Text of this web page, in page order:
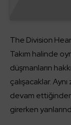
The Division
Takım halinde
düşmanların
çalışacaklar.
devam
girerken